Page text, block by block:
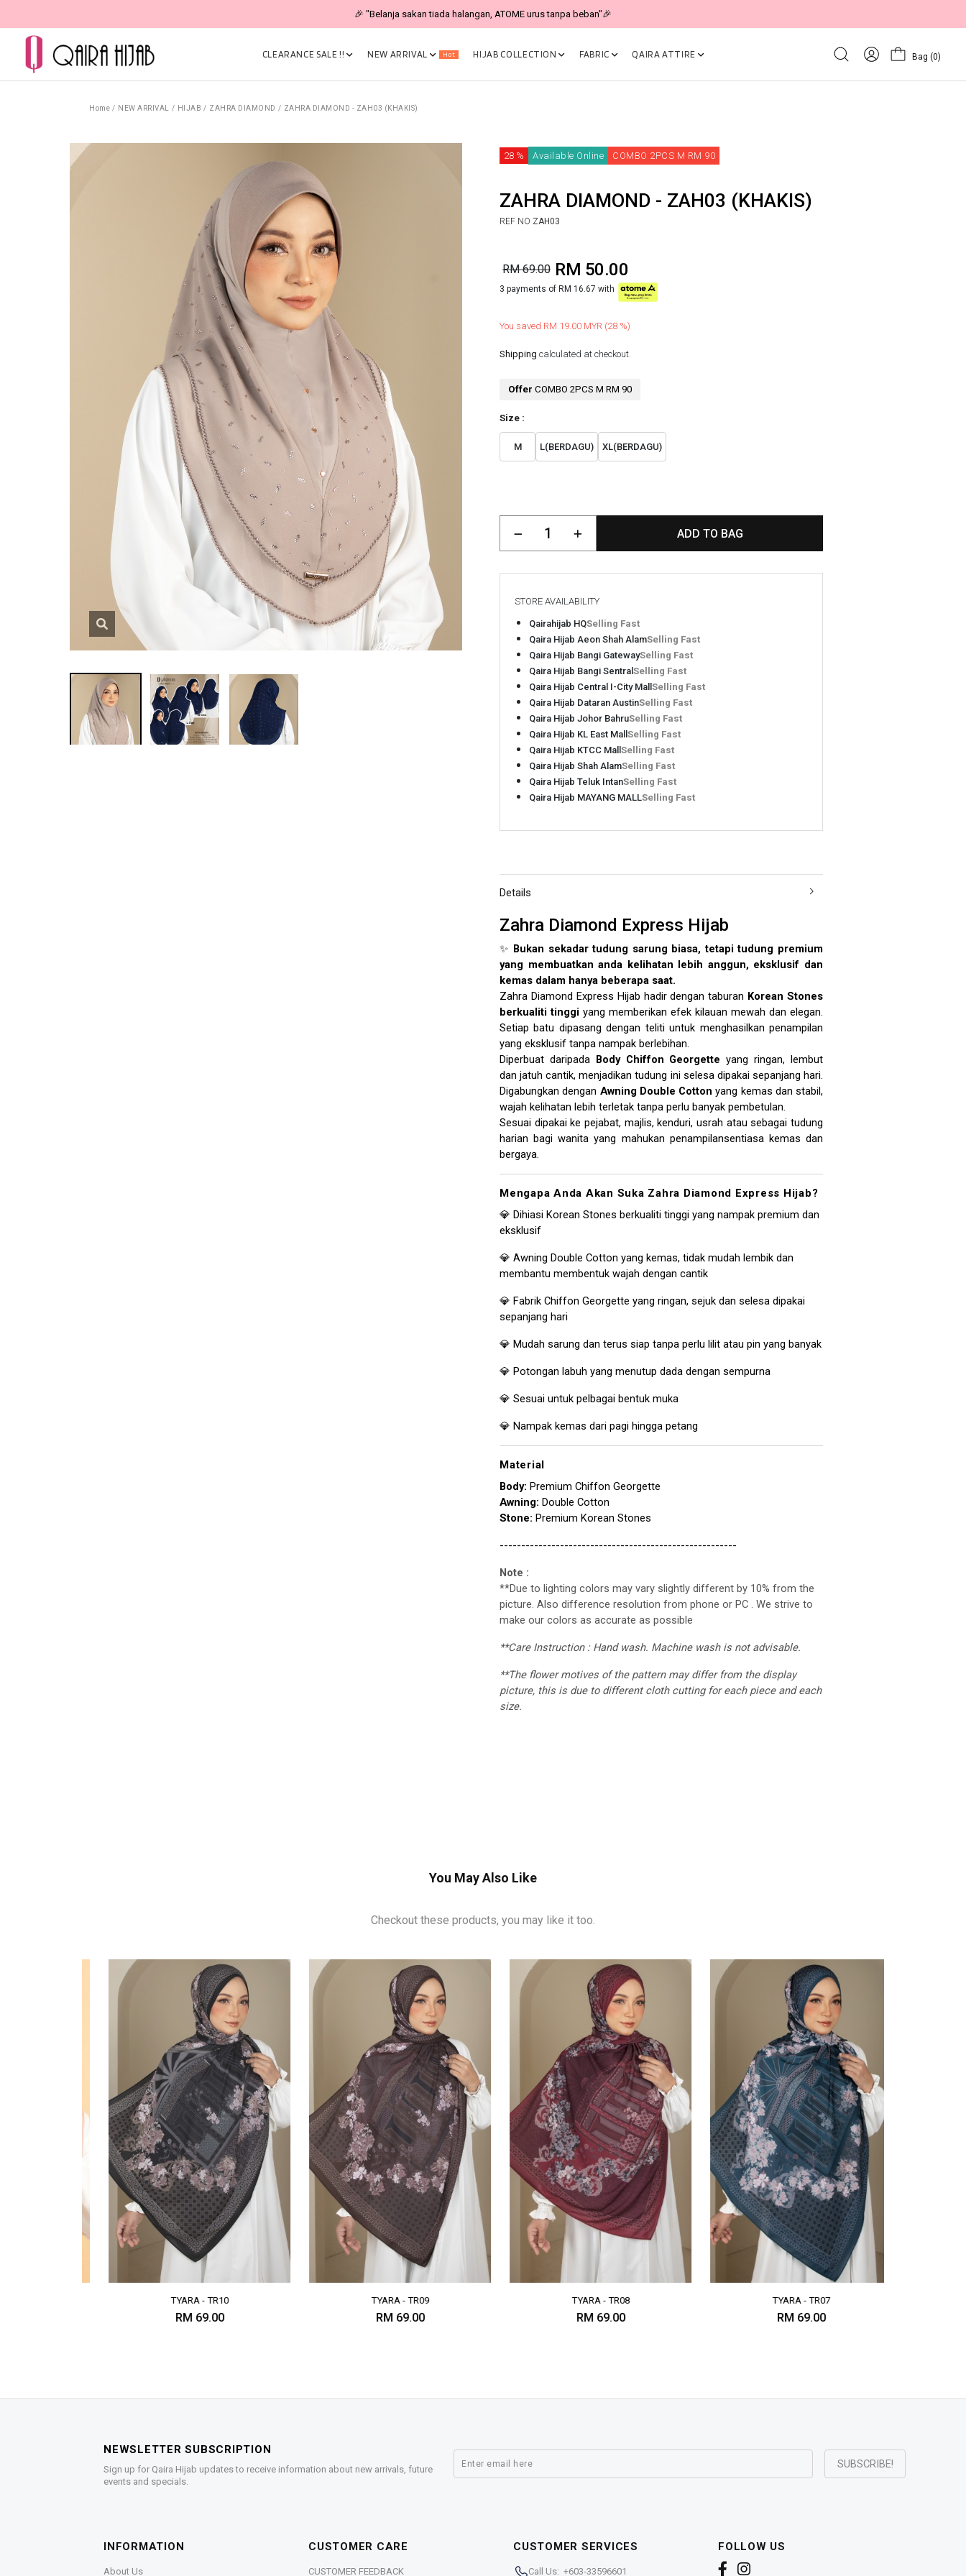
🎉 "Belanja sakan tiada halangan, ATOME urus tanpa beban"🎉
CLEARANCE SALE !! NEW ARRIVAL Hot HIJAB COLLECTION FABRIC QAIRA ATTIRE Bag (0)
Home / NEW ARRIVAL / HIJAB / ZAHRA DIAMOND / ZAHRA DIAMOND - ZAH03 (KHAKIS)
28 % Available Online COMBO 2PCS M RM 90
ZAHRA DIAMOND - ZAH03 (KHAKIS)
REF NO ZAH03
RM 69.00 RM 50.00
3 payments of RM 16.67 with
You saved RM 19.00 MYR (28 %)
Shipping calculated at checkout.
Offer COMBO 2PCS M RM 90
Size :
M L(BERDAGU) XL(BERDAGU)
ADD TO BAG
STORE AVAILABILITY
Qairahijab HQSelling Fast
Qaira Hijab Aeon Shah AlamSelling Fast
Qaira Hijab Bangi GatewaySelling Fast
Qaira Hijab Bangi Sentral Selling Fast
Qaira Hijab Central I-City Mall Selling Fast
Qaira Hijab Dataran AustinSelling Fast
Qaira Hijab Johor BahruSelling Fast
Qaira Hijab KL East Mall Selling Fast
Qaira Hijab KTCC Mall Selling Fast
Qaira Hijab Shah AlamSelling Fast
Qaira Hijab Teluk IntanSelling Fast
Qaira Hijab MAYANG MALLSelling Fast
Details
Zahra Diamond Express Hijab
✨ Bukan sekadar tudung sarung biasa, tetapi tudung premium
yang membuatkan anda kelihatan lebih anggun, eksklusif dan
kemas dalam hanya beberapa saat.
Zahra Diamond Express Hijab hadir dengan taburan Korean Stones
berkualiti tinggi yang memberikan efek kilauan mewah dan elegan.
Setiap batu dipasang dengan teliti untuk menghasilkan penampilan
yang eksklusif tanpa nampak berlebihan.
Diperbuat daripada Body Chiffon Georgette yang ringan, lembut
dan jatuh cantik, menjadikan tudung ini selesa dipakai sepanjang hari.
Digabungkan dengan Awning Double Cotton yang kemas dan stabil,
wajah kelihatan lebih terletak tanpa perlu banyak pembetulan.
Sesuai dipakai ke pejabat, majlis, kenduri, usrah atau sebagai tudung
harian bagi wanita yang mahukan penampilansentiasa kemas dan
bergaya.
Mengapa Anda Akan Suka Zahra Diamond Express Hijab?
💎 Dihiasi Korean Stones berkualiti tinggi yang nampak premium dan
eksklusif
💎 Awning Double Cotton yang kemas, tidak mudah lembik dan
membantu membentuk wajah dengan cantik
💎 Fabrik Chiffon Georgette yang ringan, sejuk dan selesa dipakai
sepanjang hari
💎 Mudah sarung dan terus siap tanpa perlu lilit atau pin yang banyak
💎 Potongan labuh yang menutup dada dengan sempurna
💎 Sesuai untuk pelbagai bentuk muka
💎 Nampak kemas dari pagi hingga petang
Material
Body: Premium Chiffon Georgette
Awning: Double Cotton
Stone: Premium Korean Stones
-------------------------------------------------------
Note :
**Due to lighting colors may vary slightly different by 10% from the
picture. Also difference resolution from phone or PC . We strive to
make our colors as accurate as possible
**Care Instruction : Hand wash. Machine wash is not advisable.
**The flower motives of the pattern may differ from the display
picture, this is due to different cloth cutting for each piece and each
size.
You May Also Like
Checkout these products, you may like it too.
TYARA - TR10
RM 69.00
TYARA - TR09
RM 69.00
TYARA - TR08
RM 69.00
TYARA - TR07
RM 69.00
NEWSLETTER SUBSCRIPTION
Sign up for Qaira Hijab updates to receive information about new arrivals, future
events and specials.
INFORMATION
About Us
CUSTOMER CARE
CUSTOMER FEEDBACK
CUSTOMER SERVICES
Call Us: +603-33596601
FOLLOW US